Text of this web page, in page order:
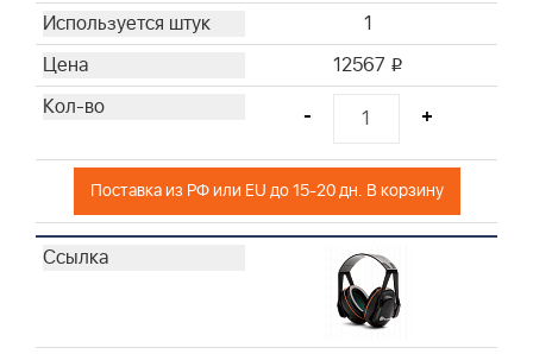
Briggs & Stratton
Briggs & Stratton
Briggs & Stratton
Briggs & Stratton
Briggs & Stratton
Briggs & Stratton
Briggs & Stratton
Briggs & Stratton
Briggs & Stratton
Briggs & Stratton
1
12567 i
- +
Поставка из РФ или EU до 15-20 дн. В корзину